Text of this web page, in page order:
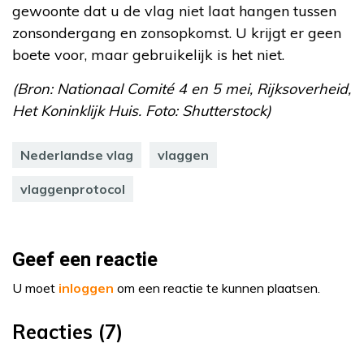
gewoonte dat u de vlag niet laat hangen tussen
zonsondergang en zonsopkomst. U krijgt er geen
boete voor, maar gebruikelijk is het niet.
(Bron: Nationaal Comité 4 en 5 mei, Rijksoverheid,
Het Koninklijk Huis. Foto: Shutterstock)
Nederlandse vlag vlaggen
vlaggenprotocol
Geef een reactie
U moet inloggen om een reactie te kunnen plaatsen.
Reacties (7)